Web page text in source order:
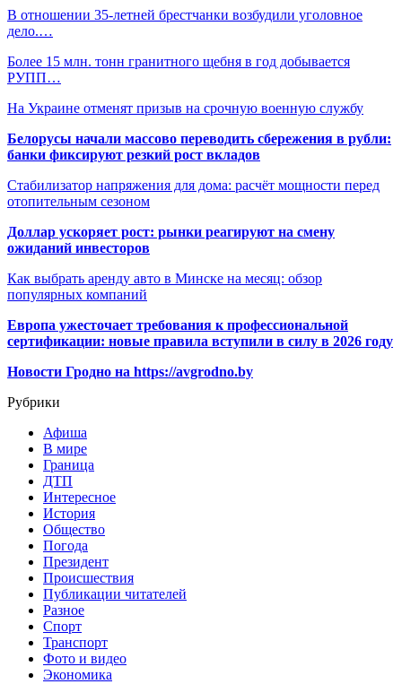
В отношении 35-летней брестчанки возбудили уголовное
дело.…
Более 15 млн. тонн гранитного щебня в год добывается
РУПП…
На Украине отменят призыв на срочную военную службу
Белорусы начали массово переводить сбережения в рубли:
банки фиксируют резкий рост вкладов
Стабилизатор напряжения для дома: расчёт мощности перед
отопительным сезоном
Доллар ускоряет рост: рынки реагируют на смену
ожиданий инвесторов
Как выбрать аренду авто в Минске на месяц: обзор
популярных компаний
Европа ужесточает требования к профессиональной
сертификации: новые правила вступили в силу в 2026 году
Новости Гродно на https://avgrodno.by
Рубрики
Афиша
В мире
Граница
ДТП
Интересное
История
Общество
Погода
Президент
Происшествия
Публикации читателей
Разное
Спорт
Транспорт
Фото и видео
Экономика